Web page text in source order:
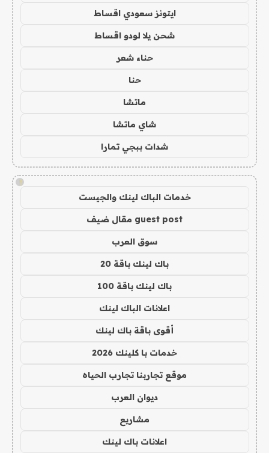
ايتونز سعودي اقساط
شحن يلا لودو اقساط
حناء شعر
حنا
ماتشا
شاي ماتشا
شدات ببجي تمارا
!
خدمات الباك لينك والجيست
guest post مقال ضيف
سوق العرب
باك لينك باقة 20
باك لينك باقة 100
اعلانات الباك لينك
أقوى باقة باك لينك
خدمات با كلينك 2026
موقع تجاربنا تجارب الحياه
ديوان العرب
مشاريع
اعلانات باك لينك